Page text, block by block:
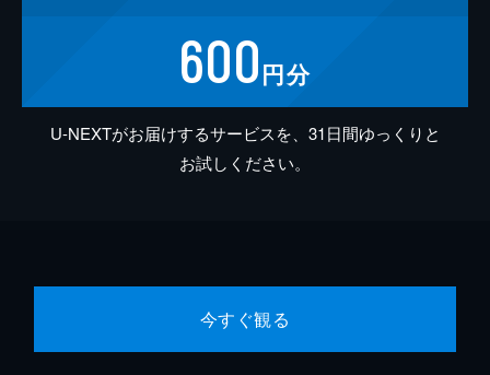
600円分
U-NEXTがお届けするサービスを、31日間ゆっくりと
お試しください。
今すぐ観る